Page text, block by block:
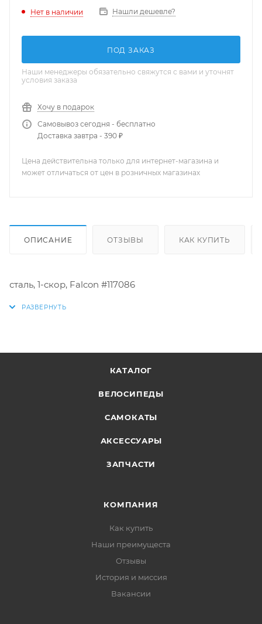
Нет в наличии Нашли дешевле?
ПОД ЗАКАЗ
Наши менеджеры обязательно свяжутся с вами и уточнят
условия заказа
Хочу в подарок
Самовывоз сегодня - бесплатно
Доставка завтра - 390 ₽
Цена действительна только для интернет-магазина и
может отличаться от цен в розничных магазинах
ОПИСАНИЕ ОТЗЫВЫ КАК КУПИТЬ
сталь, 1-скор, Falcon #117086
КАТАЛОГ
ВЕЛОСИПЕДЫ
САМОКАТЫ
АКСЕССУАРЫ
ЗАПЧАСТИ
КОМПАНИЯ
Как купить
Наши преимущеста
Отзывы
История и миссия
Вакансии